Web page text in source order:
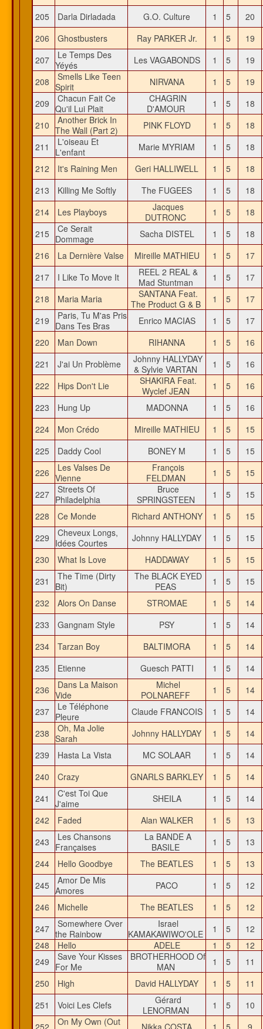
205
Darla Dirladada G.O. Culture 1 5
20
206
Ghostbusters Ray PARKER Jr. 1 5
19
207
Le Temps Des
Yéyés
Les VAGABONDS 1 5
19
208
Smells Like Teen
Spirit
NIRVANA 1 5
19
209
Chacun Fait Ce
Qu'il Lui Plait
CHAGRIN
D'AMOUR
1 5
18
210
Another Brick In
The Wall (Part 2)
PINK FLOYD 1 5
18
211
L'oiseau Et
L'enfant
Marie MYRIAM 1 5
18
212
It's Raining Men Geri HALLIWELL 1 5
18
213
Killing Me Softly The FUGEES 1 5
18
214
Les Playboys
Jacques
DUTRONC
1 5
18
215
Ce Serait
Dommage
Sacha DISTEL 1 5
18
216
La Dernière Valse Mireille MATHIEU 1 5
17
217
I Like To Move It
REEL 2 REAL &
Mad Stuntman
1 5
17
218
Maria Maria
SANTANA Feat.
The Product G & B
1 5
17
219
Paris, Tu M'as Pris
Dans Tes Bras
Enrico MACIAS 1 5
17
220
Man Down RIHANNA 1 5
16
221
J'ai Un Problème
Johnny HALLYDAY
& Sylvie VARTAN
1 5
16
222
Hips Don't Lie
SHAKIRA Feat.
Wyclef JEAN
1 5
16
223
Hung Up MADONNA 1 5
16
224
Mon Crédo Mireille MATHIEU 1 5
15
225
Daddy Cool BONEY M 1 5
15
226
Les Valses De
Vienne
François
FELDMAN
1 5
15
227
Streets Of
Philadelphia
Bruce
SPRINGSTEEN
1 5
15
228
Ce Monde Richard ANTHONY 1 5
15
229
Cheveux Longs,
Idées Courtes
Johnny HALLYDAY 1 5
15
230
What Is Love HADDAWAY 1 5
15
231
The Time (Dirty
Bit)
The BLACK EYED
PEAS
1 5
15
232
Alors On Danse STROMAE 1 5
14
233
Gangnam Style PSY 1 5
14
234
Tarzan Boy BALTIMORA 1 5
14
235
Etienne Guesch PATTI 1 5
14
236
Dans La Maison
Vide
Michel
POLNAREFF
1 5
14
237
Le Téléphone
Pleure
Claude FRANCOIS 1 5
14
238
Oh, Ma Jolie
Sarah
Johnny HALLYDAY 1 5
14
239
Hasta La Vista MC SOLAAR 1 5
14
240
Crazy GNARLS BARKLEY 1 5
14
241
C'est Toi Que
J'aime
SHEILA 1 5
14
242
Faded Alan WALKER 1 5
13
243
Les Chansons
Françaises
La BANDE A
BASILE
1 5
13
244
Hello Goodbye The BEATLES 1 5
13
245
Amor De Mis
Amores
PACO 1 5
12
246
Michelle The BEATLES 1 5
12
247
Somewhere Over
the Rainbow
Israel
KAMAKAWIWO'OLE
1 5
12
248
Hello ADELE 1 5
12
249
Save Your Kisses
For Me
BROTHERHOOD Of
MAN
1 5
11
250
High David HALLYDAY 1 5
11
251
Voici Les Clefs
Gérard
LENORMAN
1 5
10
252
On My Own (Out
Nikka COSTA 1 5 9